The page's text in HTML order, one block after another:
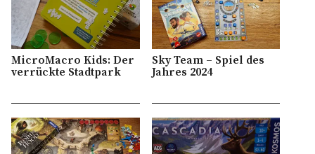
MicroMacro Kids: Der
verrückte Stadtpark
Sky Team – Spiel des
Jahres 2024